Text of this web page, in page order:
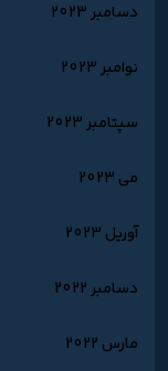
دسامبر 2023
نوامبر 2023
سپتامبر 2023
می 2023
آوریل 2023
دسامبر 2022
مارس 2022